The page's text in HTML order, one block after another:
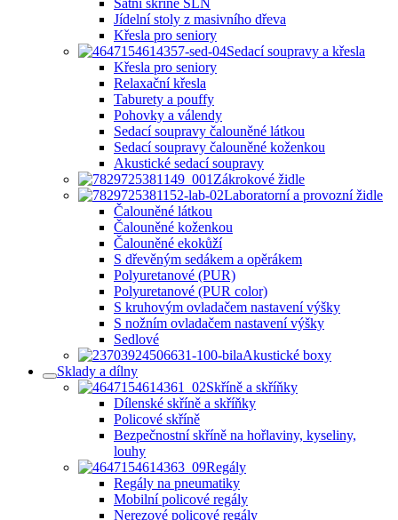
Šatní skříně SLN
Jídelní stoly z masivního dřeva
Křesla pro seniory
Sedací soupravy a křesla
Křesla pro seniory
Relaxační křesla
Taburety a pouffy
Pohovky a válendy
Sedací soupravy čalouněné látkou
Sedací soupravy čalouněné koženkou
Akustické sedací soupravy
Zákrokové židle
Laboratorní a provozní židle
Čalouněné látkou
Čalouněné koženkou
Čalouněné ekokůží
S dřevěným sedákem a opěrákem
Polyuretanové (PUR)
Polyuretanové (PUR color)
S kruhovým ovladačem nastavení výšky
S nožním ovladačem nastavení výšky
Sedlové
Akustické boxy
Sklady a dílny
Skříně a skříňky
Dílenské skříně a skříňky
Policové skříně
Bezpečnostní skříně na hořlaviny, kyseliny,
louhy
Regály
Regály na pneumatiky
Mobilní policové regály
Nerezové policové regály